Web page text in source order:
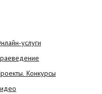
услуги
Конкурсы